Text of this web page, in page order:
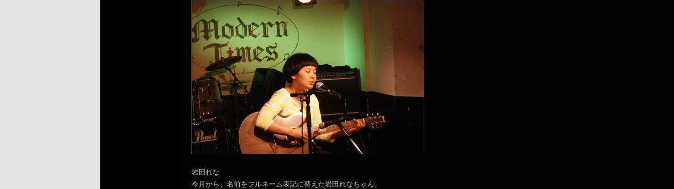
岩田れな
今月から、名前をフルネーム表記に替えた岩田れなちゃん。